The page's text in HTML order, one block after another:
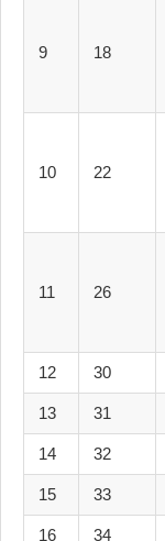
9 18
10 22
11 26
12 30
13 31
14 32
15 33
16 34